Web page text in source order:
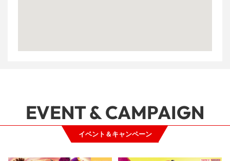
イベント＆キャンペーン
EVENT & CAMPAIGN